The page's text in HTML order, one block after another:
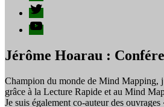
Twitter
YouTube
Jérôme Hoarau :
Champion du monde de Mind Mapping,
grâce à la Lecture Rapide et au Mind
Je suis également co-auteur des